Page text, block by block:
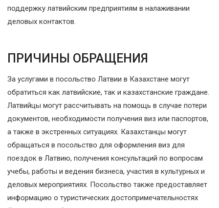
поддержку латвийским предприятиям в налаживании
деловых контактов.
ПРИЧИНЫ ОБРАЩЕНИЯ
За услугами в посольство Латвии в Казахстане могут
обратиться как латвийские, так и казахстанские граждане.
Латвийцы могут рассчитывать на помощь в случае потери
документов, необходимости получения виз или паспортов,
а также в экстренных ситуациях. Казахстанцы могут
обращаться в посольство для оформления виз для
поездок в Латвию, получения консультаций по вопросам
учебы, работы и ведения бизнеса, участия в культурных и
деловых мероприятиях. Посольство также предоставляет
информацию о туристических достопримечательностях